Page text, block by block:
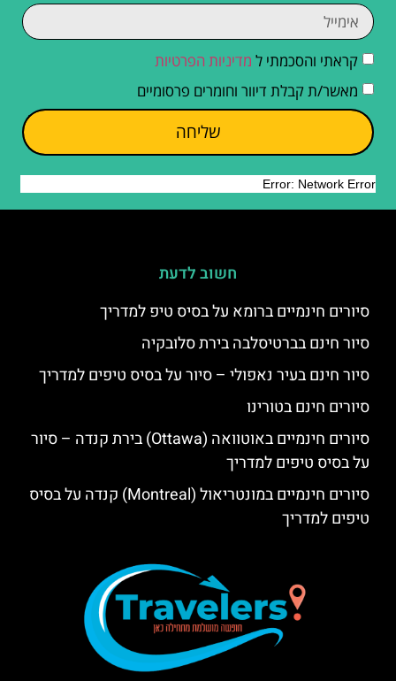
קראתי והסכמתי ל מדיניות הפרטיות
מאשר/ת קבלת דיוור וחומרים פרסומיים
שליחה
חשוב לדעת
סיורים חינמיים ברומא על בסיס טיפ למדריך
סיור חינם בברטיסלבה בירת סלובקיה
סיור חינם בעיר נאפולי – סיור על בסיס טיפים למדריך
סיורים חינם בטורינו
סיורים חינמיים באוטוואה (Ottawa) בירת קנדה – סיור
על בסיס טיפים למדריך
סיורים חינמיים במונטריאול (Montreal) קנדה על בסיס
טיפים למדריך